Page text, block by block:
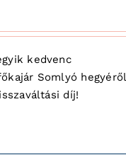
kedvenc
Somlyó hegyéről
díj!